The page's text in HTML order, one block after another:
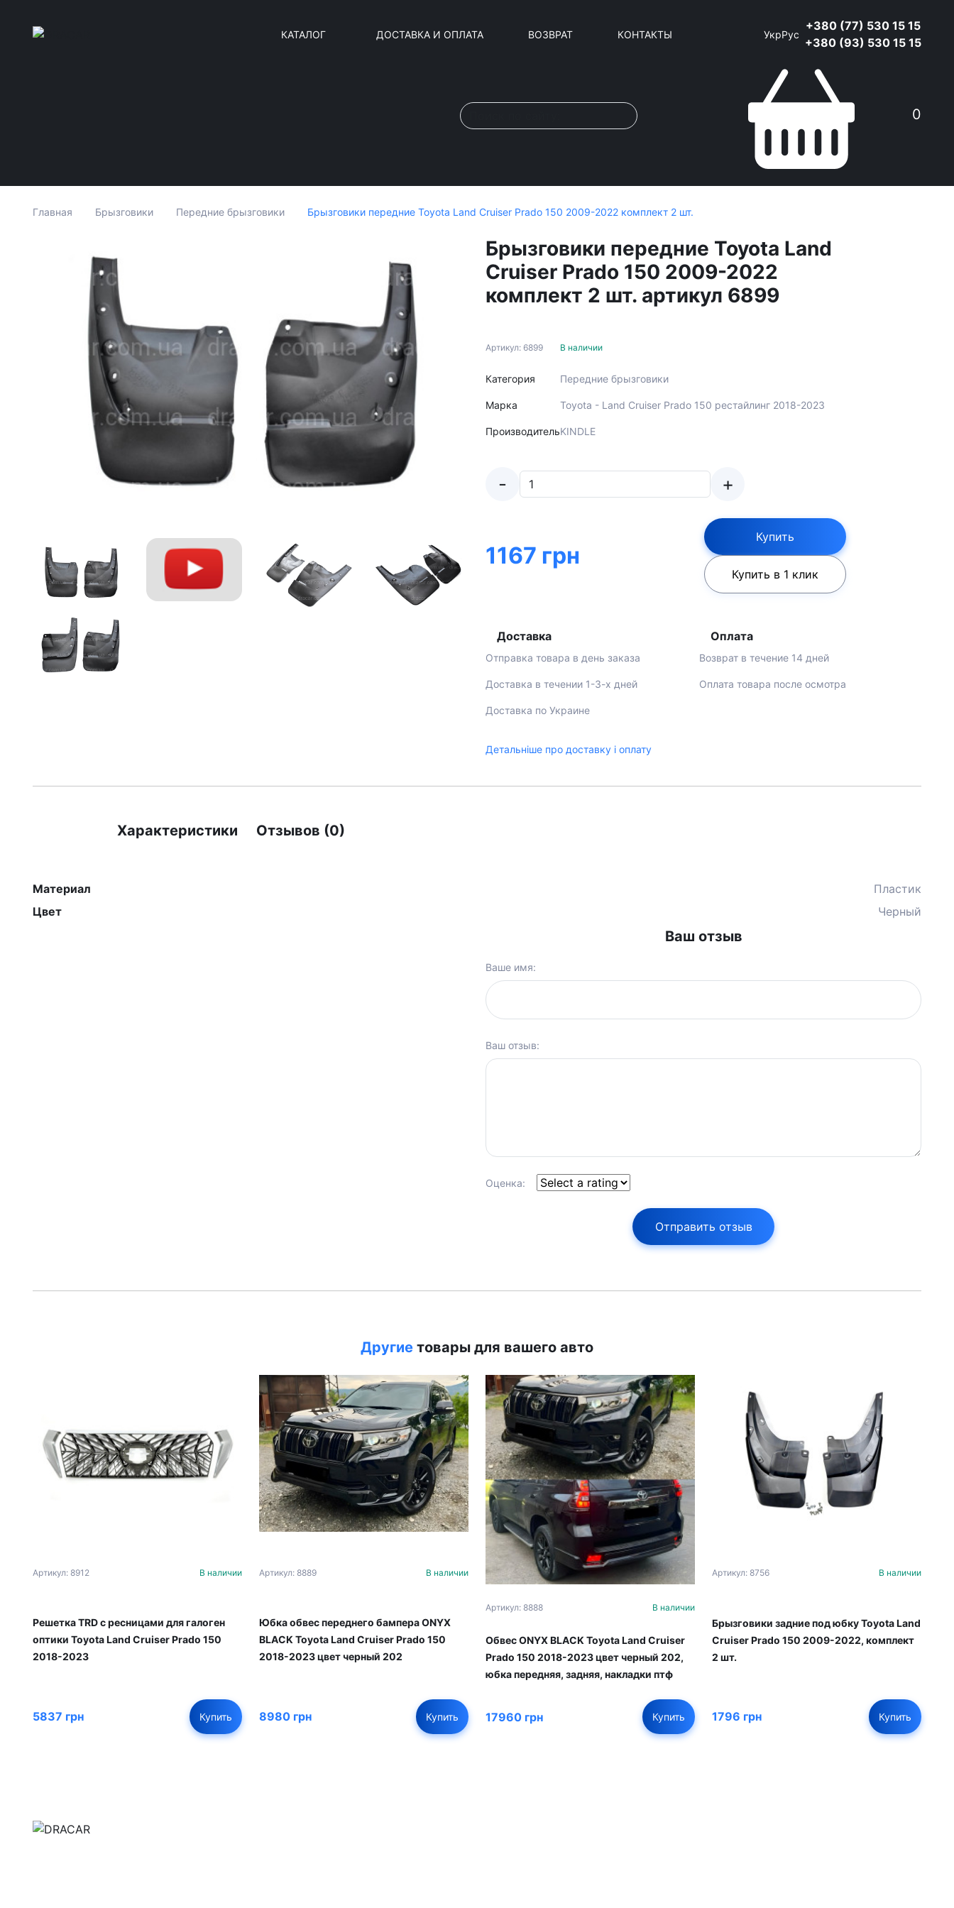
КАТАЛОГ ДОСТАВКА И ОПЛАТА ВОЗВРАТ КОНТАКТЫ УкрРус
+380 (77) 530 15 15
+380 (93) 530 15 15
0
Главная Брызговики Передние брызговики Брызговики передние Toyota Land Cruiser Prado 150 2009-2022 комплект 2 шт.
Брызговики передние Toyota Land
Cruiser Prado 150 2009-2022
комплект 2 шт. артикул 6899
Артикул: 6899
Категория
Марка
Производитель
В наличии
Передние брызговики
Toyota - Land Cruiser Prado 150 рестайлинг 2018-2023
KINDLE
- +
1167 грн
Купить
Купить в 1 клик
Доставка
Отправка товара в день заказа
Доставка в течении 1-3-х дней
Доставка по Украине
Оплата
Возврат в течение 14 дней
Оплата товара после осмотра
Детальніше про доставку і оплату
Характеристики Отзывов (0)
Материал
Пластик
Цвет
Черный
Ваш отзыв
Ваше имя:
Ваш отзыв:
Оценка:
Отправить отзыв
Другие товары для вашего авто
Артикул: 8912 В наличии
Решетка TRD с ресницами для галоген
оптики Toyota Land Cruiser Prado 150
2018-2023
5837 грн Купить
Артикул: 8889 В наличии
Юбка обвес переднего бампера ONYX
BLACK Toyota Land Cruiser Prado 150
2018-2023 цвет черный 202
8980 грн Купить
Артикул: 8888 В наличии
Обвес ONYX BLACK Toyota Land Cruiser
Prado 150 2018-2023 цвет черный 202,
юбка передняя, задняя, накладки птф
17960 грн Купить
Артикул: 8756 В наличии
Брызговики задние под юбку Toyota Land
Cruiser Prado 150 2009-2022, комплект
2 шт.
1796 грн Купить